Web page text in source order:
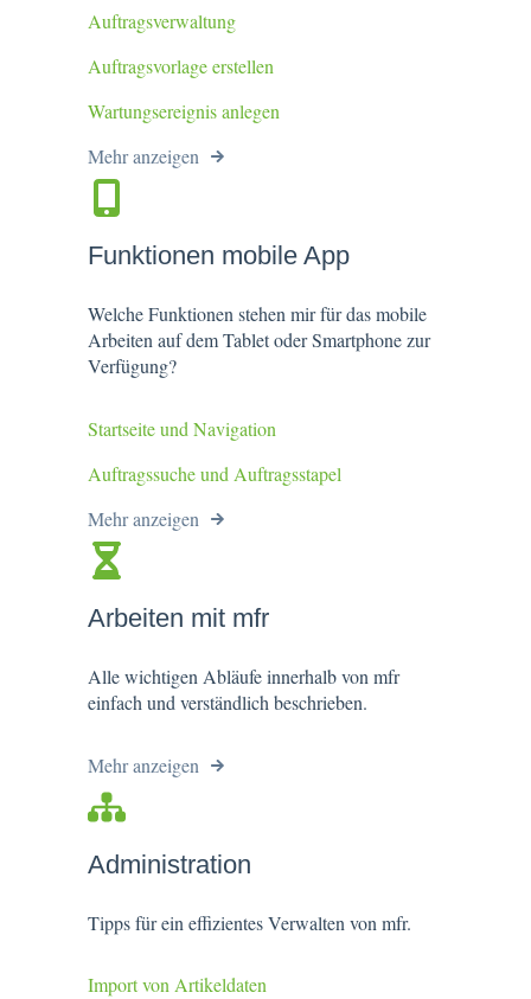
Auftragsverwaltung
Auftragsvorlage erstellen
Wartungsereignis anlegen
Mehr anzeigen
Funktionen mobile App
Welche Funktionen stehen mir für das mobile
Arbeiten auf dem Tablet oder Smartphone zur
Verfügung?
Startseite und Navigation
Auftragssuche und Auftragsstapel
Mehr anzeigen
Arbeiten mit mfr
Alle wichtigen Abläufe innerhalb von mfr
einfach und verständlich beschrieben.
Mehr anzeigen
Administration
Tipps für ein effizientes Verwalten von mfr.
Import von Artikeldaten